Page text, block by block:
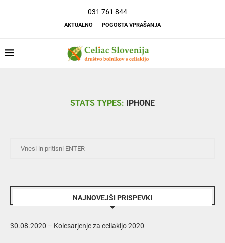
031 761 844
AKTUALNO POGOSTA VPRAŠANJA
STATS TYPES: IPHONE
NAJNOVEJŠI PRISPEVKI
30.08.2020 – Kolesarjenje za celiakijo 2020